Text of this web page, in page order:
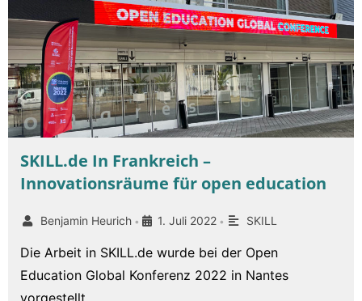
SKILL.de In Frankreich –
Innovationsräume für open education
Benjamin Heurich • 1. Juli 2022 • SKILL
Die Arbeit in SKILL.de wurde bei der Open
Education Global Konferenz 2022 in Nantes
vorgestellt.